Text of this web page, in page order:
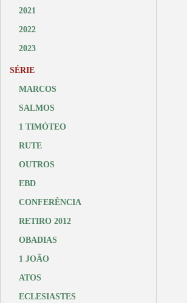
2021
2022
2023
SÉRIE
MARCOS
SALMOS
1 TIMÓTEO
RUTE
OUTROS
EBD
CONFERÊNCIA
RETIRO 2012
OBADIAS
1 JOÃO
ATOS
ECLESIASTES